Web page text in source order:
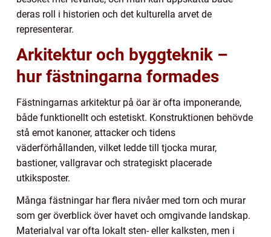
deras roll i historien och det kulturella arvet de
representerar.
Arkitektur och byggteknik –
hur fästningarna formades
Fästningarnas arkitektur på öar är ofta imponerande,
både funktionellt och estetiskt. Konstruktionen behövde
stå emot kanoner, attacker och tidens
väderförhållanden, vilket ledde till tjocka murar,
bastioner, vallgravar och strategiskt placerade
utkiksposter.
Många fästningar har flera nivåer med torn och murar
som ger överblick över havet och omgivande landskap.
Materialval var ofta lokalt sten- eller kalksten, men i